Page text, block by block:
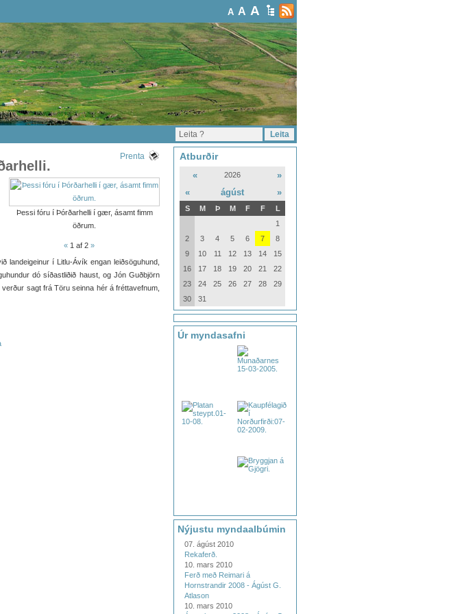
A A A
Prenta
Þessi fóru í Þórðarhelli í gær, ásamt fimm
öðrum.
« 1 af 2 »
landeigeinur í Litlu-Ávík engan leiðsöguhund,
dó síðastliðið haust, og Jón Guðbjörn
sagt frá Töru seinna hér á fréttavefnum,
Atburðir
« 2026
»
«
ágúst »
S M Þ M F F
L
1
2
3 4 5 6 7
8
9
10 11 12 13 14
15
16
17 18 19 20 21
22
23
24 25 26 27 28
29
30
31
Úr myndasafni
Nýjustu myndaalbúmin
07. ágúst 2010
Rekaferð.
10. mars 2010
Ferð með Reimari á
Hornstrandir 2008 - Ágúst G.
Atlason
10. mars 2010